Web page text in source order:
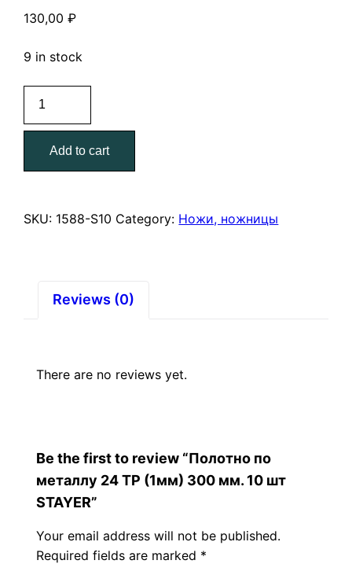
130,00₽
9 in stock
металлу
TP
300
STAYER
quantity
Add to cart
SKU: 1588-S10 Category: Ножи, ножницы
Reviews (0)
There are no reviews yet.
Be the first to review “Полотно по
металлу 24 TP (1мм) 300 мм. 10 шт
STAYER”
Your email address will not be published.
Required fields are marked *